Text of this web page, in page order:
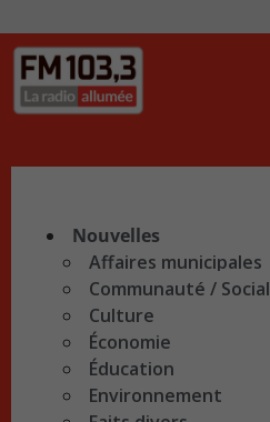
Nouvelles
Affaires municipales
Communauté / Social
Culture
Économie
Éducation
Environnement